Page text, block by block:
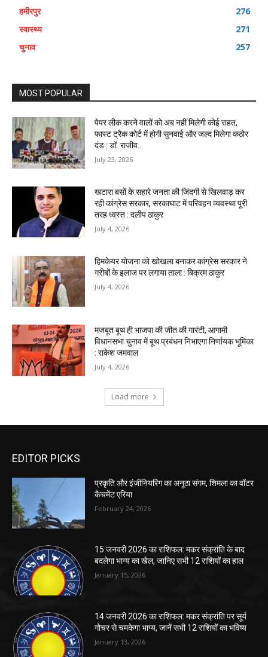
EDITOR PICKS
प्रकृति और इंजीनियरिंग का अनूठा संगम, शिमला का वॉटर
कैचमेंट एरिया
February 24, 2026
15 जनवरी 2026 का राशिफल: मकर संक्रांति के बाद
बदलेगा भाग्य का खेल, जानिए सभी 12 राशियों का हाल
January 15, 2026
14 जनवरी 2026 का राशिफल: मकर संक्रांति पर सूर्य
गोचर से चमकेगा भाग्य, जानें सभी 12 राशियों का भविष्य
January 13, 2026